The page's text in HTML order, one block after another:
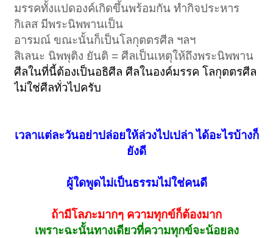
มรรคทั้งแปดองค์เกิดขึ้นพร้อมกัน ทำกิจประหาร
กิเลส มีพระนิพพานเป็น
อารมณ์ ขณะนั้นก็เป็นโลกุตตรศีล ฯลฯ
สิเลนะ นิพพุติง ยันติ = ศีลเป็นเหตุให้ถึงพระนิพพาน
ศีลในที่นี้ต้องเป็นอธิศีล ศีลในองค์มรรค โลกุตตรศีล
ไม่ใช่ศีลทั่วไปครับ
เวลาแต่ละวันอย่าปล่อยให้ล่วงไปเปล่า ได้อะไรบ้างก็
ยังดี
ผู้ใดพูดไม่เป็นธรรมไม่ใช่คนดี
ถ้ามีโลภะมากๆ ความทุกข์ก็ต้องมาก
เพราะฉะนั้นทางเดียวที่ความทุกข์จะน้อยลง